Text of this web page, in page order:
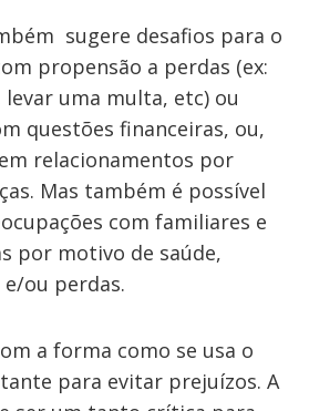
sugere desafios para o
propensão a perdas (ex:
uma multa, etc) ou
questões financeiras, ou,
relacionamentos por
Mas também é possível
com familiares e
por motivo de saúde,
ou perdas.
a forma como se usa o
para evitar prejuízos. A